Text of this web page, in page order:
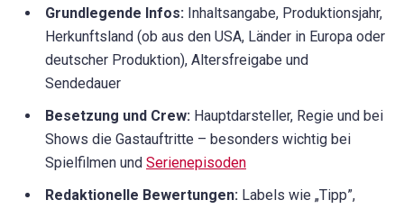
Grundlegende Infos: Inhaltsangabe, Produktionsjahr,
Herkunftsland (ob aus den USA, Länder in Europa oder
deutscher Produktion), Altersfreigabe und
Sendedauer
Besetzung und Crew: Hauptdarsteller, Regie und bei
Shows die Gastauftritte – besonders wichtig bei
Spielfilmen und Serienepisoden
Redaktionelle Bewertungen: Labels wie „Tipp”,